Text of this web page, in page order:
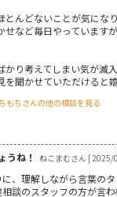
とんどないことが気にな
せなど毎日やっています
かり考えてしまい気が滅
聞かせていただけると嬉
もちさんの他の相談を見る
うね！
ねこまむさん | 2025/
、理解しながら言葉の
談のスタッフの方が言